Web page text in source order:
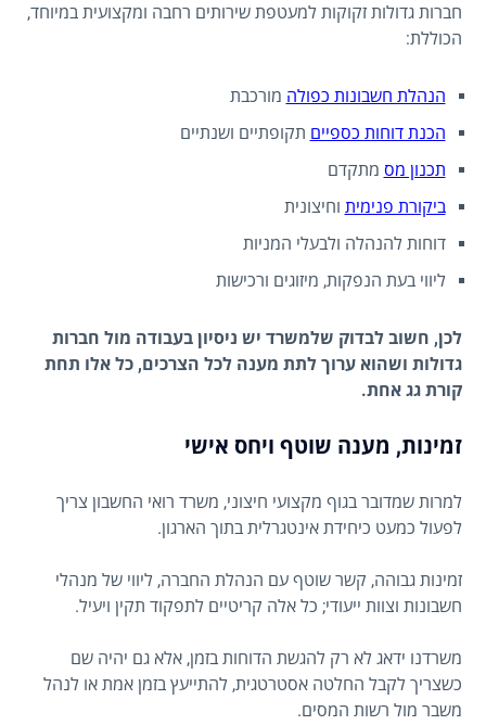
חברות גדולות זקוקות למעטפת שירותים רחבה ומקצועית במיוחד,
הכוללת:
הנהלת חשבונות כפולה מורכבת
הכנת דוחות כספיים תקופתיים ושנתיים
תכנון מס מתקדם
ביקורת פנימית וחיצונית
דוחות להנהלה ולבעלי המניות
ליווי בעת הנפקות, מיזוגים ורכישות
לכן, חשוב לבדוק שלמשרד יש ניסיון בעבודה מול חברות
גדולות ושהוא ערוך לתת מענה לכל הצרכים, כל אלו תחת
קורת גג אחת.
זמינות, מענה שוטף ויחס אישי
למרות שמדובר בגוף מקצועי חיצוני, משרד רואי החשבון צריך
לפעול כמעט כיחידת אינטגרלית בתוך הארגון.
זמינות גבוהה, קשר שוטף עם הנהלת החברה, ליווי של מנהלי
חשבונות וצוות ייעודי; כל אלה קריטיים לתפקוד תקין ויעיל.
משרדנו ידאג לא רק להגשת הדוחות בזמן, אלא גם יהיה שם
כשצריך לקבל החלטה אסטרטגית, להתייעץ בזמן אמת או לנהל
משבר מול רשות המסים.